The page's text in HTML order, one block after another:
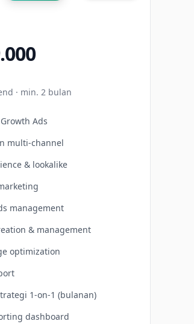
· min. 2 bulan
Ads
multi-channel
& lookalike
management
& management
optimization
1-on-1 (bulanan)
dashboard